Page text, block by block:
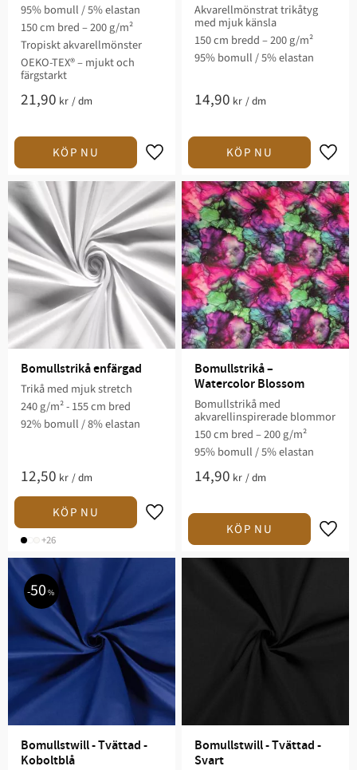
95% bomull / 5% elastan
150 cm bred – 200 g/m²
Tropiskt akvarellmönster
OEKO-TEX® – mjukt och
färgstarkt
21,90 kr /dm
Lägg till i favoriter
Akvarellmönstrat trikåtyg
med mjuk känsla
150 cm bredd – 200 g/m²
95% bomull / 5% elastan
14,90 kr /dm
Bomullstrikå enfärgad
Trikå med mjuk stretch
240 g/m² - 155 cm bred
92% bomull / 8% elastan
12,50 kr /dm
Lägg till i favoriter
+26
Bomullstrikå –
Watercolor Blossom
Bomullstrikå med
akvarellinspirerade blommor
150 cm bred – 200 g/m²
95% bomull / 5% elastan
14,90 kr /dm
Bomullstwill - Tvättad -
Koboltblå
50 %
Bomullstwill - Tvättad -
Svart